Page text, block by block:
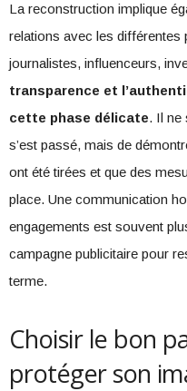
La reconstruction implique
relations avec les différentes
journalistes, influenceurs,
transparence et
cette phase délicate. Il ne
s’est passé, mais de
ont été tirées et que des
place. Une communication
engagements est souvent
campagne publicitaire pour
terme.
Choisir le bon
protéger son